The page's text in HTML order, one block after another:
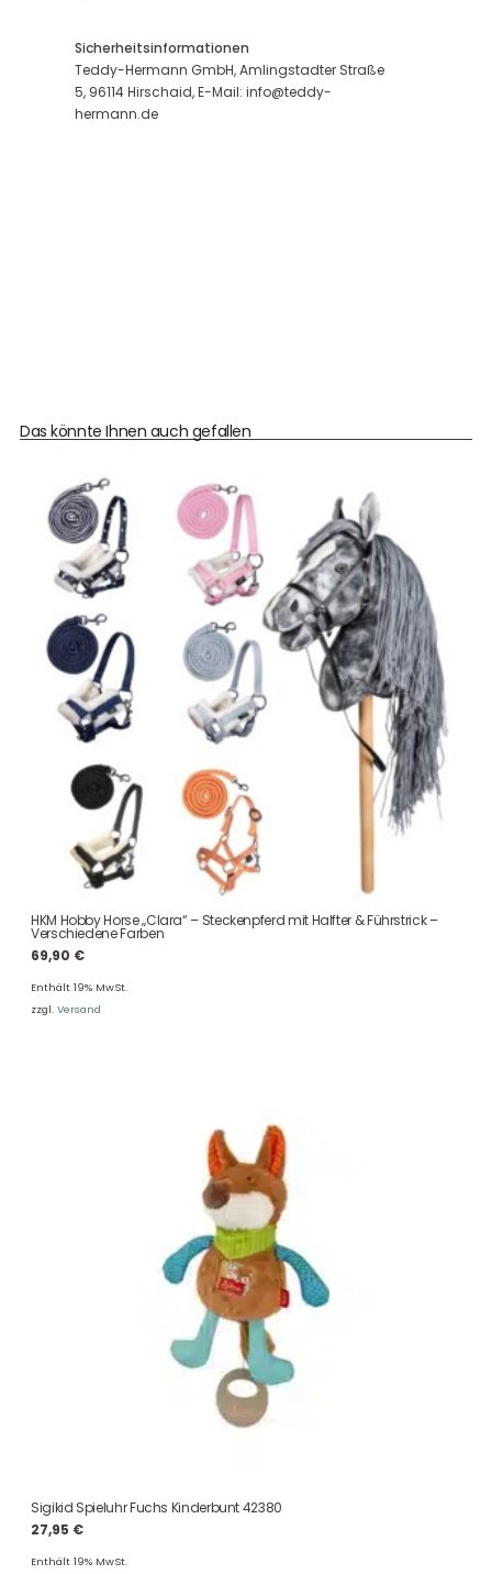
Sicherheitsinformationen
Teddy-Hermann GmbH, Amlingstadter Straße
5, 96114 Hirschaid, E-Mail: info@teddy-
hermann.de
Das könnte Ihnen auch gefallen
HKM Hobby Horse „Clara“ – Steckenpferd mit Halfter & Führstrick –
Verschiedene Farben
69,90 €
Enthält 19% MwSt.
zzgl. Versand
Sigikid Spieluhr Fuchs Kinderbunt 42380
27,95 €
Enthält 19% MwSt.